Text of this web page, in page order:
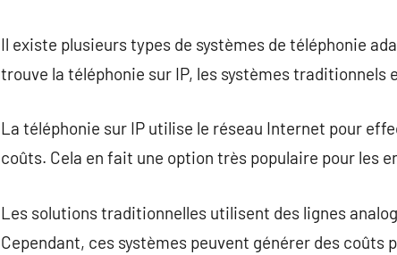
Il existe plusieurs types de systèmes de téléphonie
trouve la téléphonie sur IP, les systèmes traditionnels
La téléphonie sur IP utilise le réseau Internet pour
coûts. Cela en fait une option très populaire pour les
Les solutions traditionnelles utilisent des lignes
Cependant, ces systèmes peuvent générer des coûts